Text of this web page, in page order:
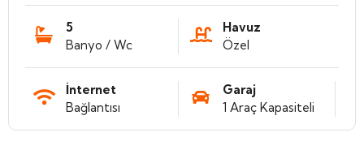
5
Banyo / Wc
Havuz
Özel
İnternet
Bağlantısı
Garaj
1 Araç Kapasiteli